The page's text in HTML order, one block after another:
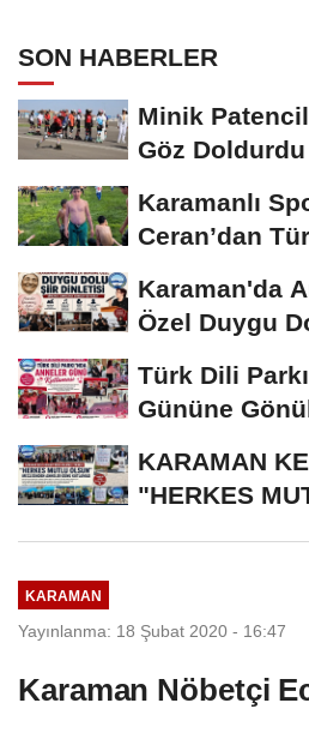
SON HABERLER
Minik
Göz Doldurdu
Karamanlı
Ceran’dan
Karaman'da
Özel Duygu
Türk Dili
Gününe
KARAMAN
"HERKES
KARAMAN
Yayınlanma: 18 Şubat 2020 - 16:47
Karaman Nöbetçi